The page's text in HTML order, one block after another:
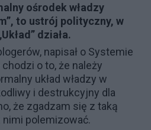
ośrodek władzy
to ustrój polityczny, w
działa.
napisał o Systemie
chodzi o to, że należy
układ władzy w
i destrukcyjny dla
że zgadzam się z taką
polemizować.